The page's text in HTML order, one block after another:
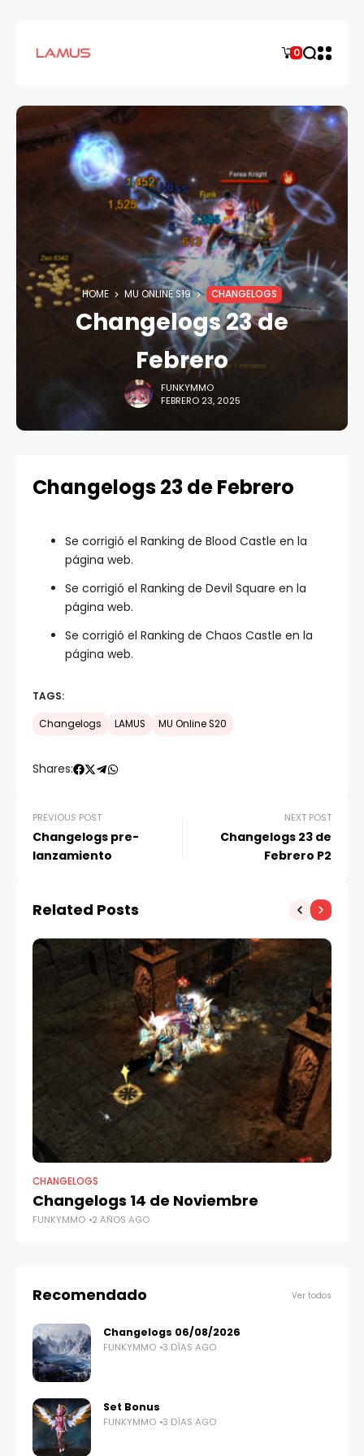
0
HOME MU ONLINE S19 CHANGELOGS
Changelogs 23 de
Febrero
FUNKYMMO
FEBRERO 23, 2025
Changelogs 23 de Febrero
Se corrigió el Ranking de Blood Castle en la
página web.
Se corrigió el Ranking de Devil Square en la
página web.
Se corrigió el Ranking de Chaos Castle en la
página web.
TAGS:
Changelogs LAMUS MU Online S20
Shares:
PREVIOUS POST
Changelogs pre-
lanzamiento
NEXT POST
Changelogs 23 de
Febrero P2
Related Posts
CHANGELOGS
Changelogs 14 de Noviembre
FUNKYMMO 2 AÑOS AGO
Recomendado Ver todos
Changelogs 06/08/2026
FUNKYMMO 3 DÍAS AGO
Set Bonus
FUNKYMMO 3 DÍAS AGO